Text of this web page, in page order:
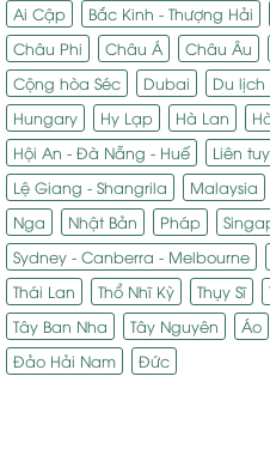
Ai Cập Bắc Kinh - Thượng Hải
Châu Phi
Châu Á Châu Âu
Cộng hòa Séc
Dubai Du
Hungary
Hy Lạp Hà Lan
Hội An - Đà Nẵng - Huế
Liên
Lệ Giang - Shangrila
Malaysia
Nga
Nhật Bản Pháp
Sydney - Canberra - Melbourne
Thái Lan
Thổ Nhĩ Kỳ Thụy Sĩ
Tây Ban Nha
Tây Nguyên Áo
Đảo Hải Nam
Đức